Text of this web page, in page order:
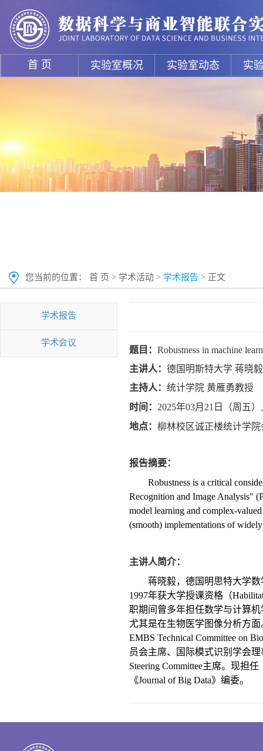
首 页 实验室概况 实验室动态 实
您当前的位置： 首 页 > 学术活动 > 学术报告 > 正文
学术报告
学术会议
题目： Robustness in machine
主讲人： 德国明斯特大学 蒋晓毅
主持人： 统计学院 黄雁勇教授
时间： 2025年03月21日（周五
地点： 柳林校区诚正楼统计学院
报告摘要：
Robustness is a critical
Recognition and Image Analysis"
model learning and complex-
(smooth) implementations of
主讲人简介：
蒋晓毅，德国明思特大学
1997年获大学授课资格（
职期间曾多年担任数学与计算
尤其是在生物医学图像分析方
EMBS Technical Committee on
员会主席、国际模式识别学会
Steering Committee主席。现担任
《Journal of Big Data》编委。